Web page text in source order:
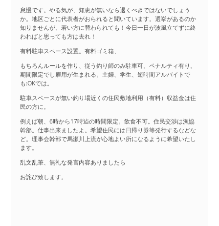
怠慢です。やる気が、知恵が無いなら退くべきではないでしょう
か。地区ごとに代表者がおられると聞いています。選挙があるのか
知りませんが、若い方に替わられても！今日一日が波風立てずに終
わればと思っても方は去れ！
有料駐車スペース設置。有料ゴミ箱、
もちろんルールを作り、従う釣り師のみ駐車可。ペナルティ有り。
期間限定でし雇用が生まれる。主婦、学生、短時間アルバイトで
も:OKでは。
駐車スペースが無い釣り場近くの住民敷地利用（有料）収益金は住
民の方に。
例えば朝、6時から17時迠の時間限定。飲食不可。住民交渉は漁協
幹部。仕事出来ましたよ。希望住民には日帰り券等発行するなどな
ど。理事会幹部で馬瀬川上流が心地よい所になるように希望いたし
ます。
乱文乱筆、無礼な発言内容ありましたら
お詫び致します。